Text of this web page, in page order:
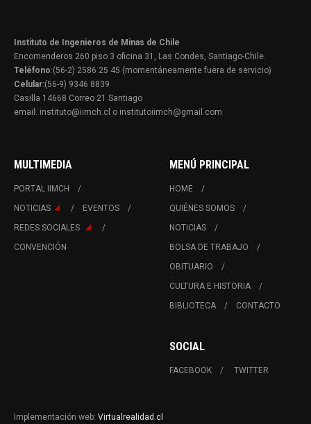
Instituto de Ingenieros de Minas de Chile
Encomenderos 260 piso 3 oficina 31, Las Condes, Santiago-Chile.
Teléfono:(56-2) 2586 25 45 (momentáneamente fuera de servicio)
Celular:(56-9) 9346 8839
Casilla 14668 Correo 21 Santiago
email: instituto@iimch.cl o institutoiimch@gmail.com
MULTIMEDIA
PORTAL IIMCH
NOTICIAS
EVENTOS
REDES SOCIALES
CONVENCIÓN
MENÚ PRINCIPAL
HOME
QUIÉNES SOMOS
NOTICIAS
BOLSA DE TRABAJO
OBITUARIO
CULTURA E HISTORIA
BIBLIOTECA
CONTACTO
SOCIAL
FACEBOOK TWITTER
Implementación web: Virtualrealidad.cl